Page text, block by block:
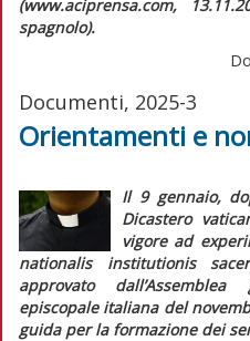
(www.aciprensa.com,
spagnolo).
Documenti, 2025-3
Orientamenti e
Il 9 gennaio,
Dicastero
vigore ad
nationalis institutionis
approvato
episcopale italiana del
guida per la formazione dei